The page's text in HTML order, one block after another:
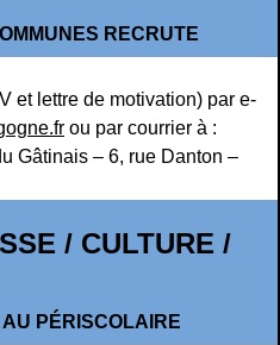
RECRUTE
et lettre de motivation) par e-
ou par courrier à :
Gâtinais – 6, rue Danton –
/ CULTURE /
AU PÉRISCOLAIRE